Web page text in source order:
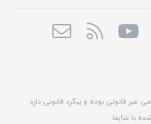
غیر قانونی بوده و پیگرد قانونی دارد
با شاپفا